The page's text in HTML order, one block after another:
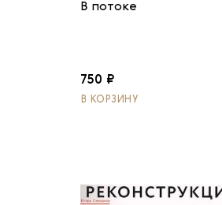
В потоке
750 ₽
В КОРЗИНУ